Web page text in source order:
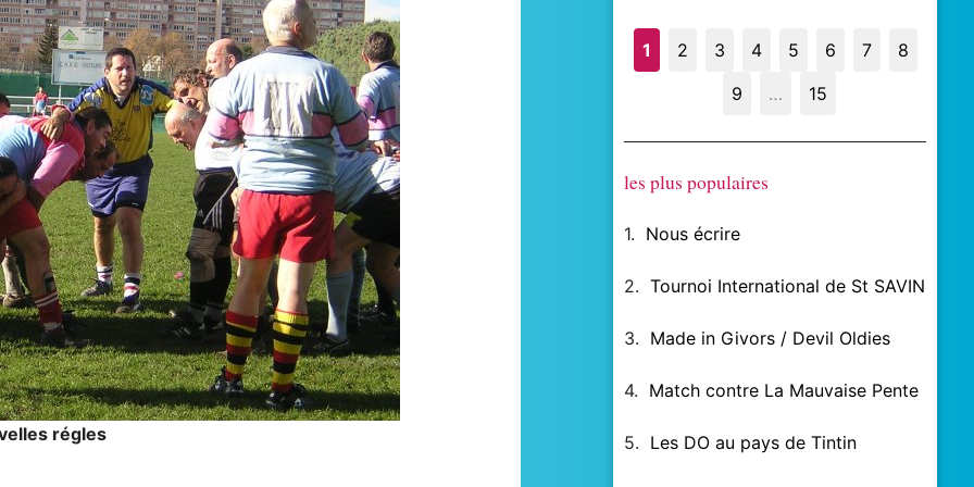
régles
1 2 3 4 5 6 7
8
9
… 15
les plus populaires
1. Nous écrire
2.Tournoi International de St SAVIN
3. Made in Givors / Devil Oldies
4. Match contre La Mauvaise Pente
5. Les DO au pays de Tintin